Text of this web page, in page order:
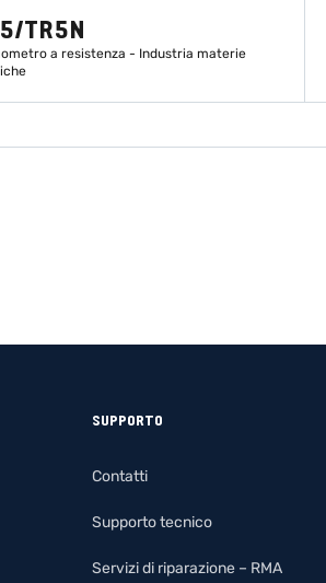
TR5N
a resistenza - Industria materie
SCOPRI DI PIÙ
SUPPORTO
Contatti
Supporto tecnico
Servizi di riparazione – RMA